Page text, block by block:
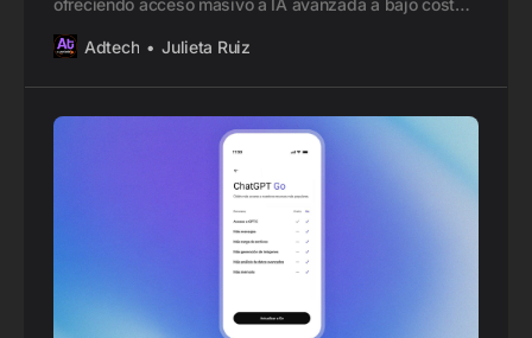
ofreciendo acceso masivo a IA avanzada a bajo costo.
Latinoamérica.
Adtech Julieta Ruiz